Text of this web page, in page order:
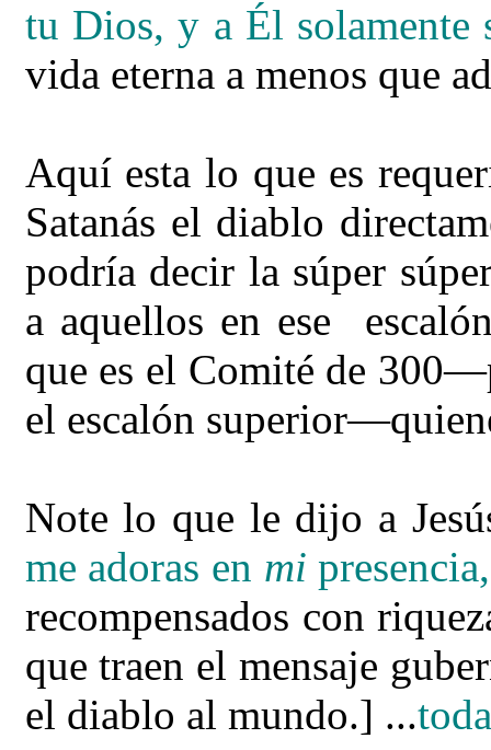
tu Dios, y a Él solamente
vida eterna a menos que
Aquí esta lo que es
Satanás el diablo
podría decir la súper
a aquellos en ese
que es el Comité de
el escalón
Note lo que le dijo a
me adoras en mi presencia,
recompensados con
que traen el mensaje
el diablo al mundo.] ...